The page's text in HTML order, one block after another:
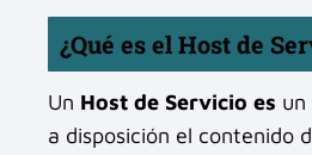
¿Qué es el Host de
Un Host de Servicio es un
a disposición el contenido